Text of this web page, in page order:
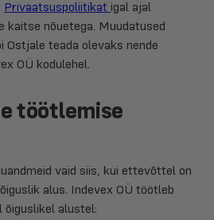
Privaatsuspoliitikat igal ajal
kaitse nõuetega. Muudatused
Ostjale teada olevaks nende
OÜ kodulehel.
töötlemise
vaid siis, kui ettevõttel on
alus. Indevex OÜ töötleb
õiguslikel alustel: